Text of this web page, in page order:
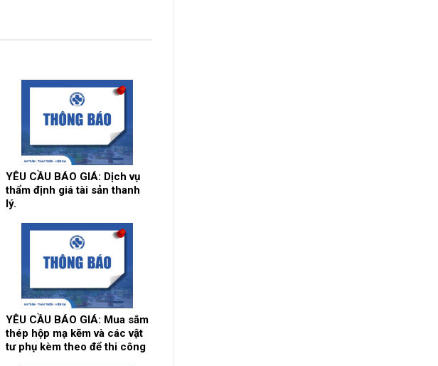
YÊU CẦU BÁO GIÁ: Dịch vụ
thẩm định giá tài sản thanh
lý.
YÊU CẦU BÁO GIÁ: Mua sắm
thép hộp mạ kẽm và các vật
tư phụ kèm theo để thi công